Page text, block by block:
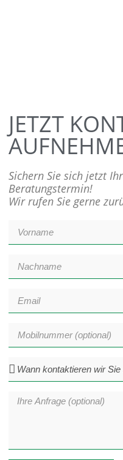
JETZT
Sichern Sie sich jetzt
Beratungstermin!
Wir rufen Sie gerne